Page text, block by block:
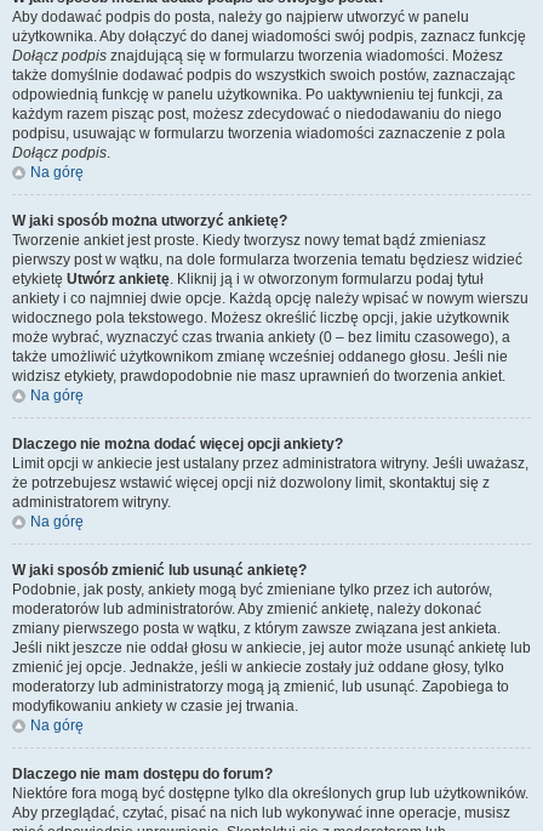
Aby dodawać podpis do posta, należy go najpierw utworzyć w panelu
użytkownika. Aby dołączyć do danej wiadomości swój podpis, zaznacz funkcję
Dołącz podpis znajdującą się w formularzu tworzenia wiadomości. Możesz
także domyślnie dodawać podpis do wszystkich swoich postów, zaznaczając
odpowiednią funkcję w panelu użytkownika. Po uaktywnieniu tej funkcji, za
każdym razem pisząc post, możesz zdecydować o niedodawaniu do niego
podpisu, usuwając w formularzu tworzenia wiadomości zaznaczenie z pola
Dołącz podpis.
Na górę
W jaki sposób można utworzyć ankietę?
Tworzenie ankiet jest proste. Kiedy tworzysz nowy temat bądź zmieniasz
pierwszy post w wątku, na dole formularza tworzenia tematu będziesz widzieć
etykietę Utwórz ankietę. Kliknij ją i w otworzonym formularzu podaj tytuł
ankiety i co najmniej dwie opcje. Każdą opcję należy wpisać w nowym wierszu
widocznego pola tekstowego. Możesz określić liczbę opcji, jakie użytkownik
może wybrać, wyznaczyć czas trwania ankiety (0 – bez limitu czasowego), a
także umożliwić użytkownikom zmianę wcześniej oddanego głosu. Jeśli nie
widzisz etykiety, prawdopodobnie nie masz uprawnień do tworzenia ankiet.
Na górę
Dlaczego nie można dodać więcej opcji ankiety?
Limit opcji w ankiecie jest ustalany przez administratora witryny. Jeśli uważasz,
że potrzebujesz wstawić więcej opcji niż dozwolony limit, skontaktuj się z
administratorem witryny.
Na górę
W jaki sposób zmienić lub usunąć ankietę?
Podobnie, jak posty, ankiety mogą być zmieniane tylko przez ich autorów,
moderatorów lub administratorów. Aby zmienić ankietę, należy dokonać
zmiany pierwszego posta w wątku, z którym zawsze związana jest ankieta.
Jeśli nikt jeszcze nie oddał głosu w ankiecie, jej autor może usunąć ankietę lub
zmienić jej opcje. Jednakże, jeśli w ankiecie zostały już oddane głosy, tylko
moderatorzy lub administratorzy mogą ją zmienić, lub usunąć. Zapobiega to
modyfikowaniu ankiety w czasie jej trwania.
Na górę
Dlaczego nie mam dostępu do forum?
Niektóre fora mogą być dostępne tylko dla określonych grup lub użytkowników.
Aby przeglądać, czytać, pisać na nich lub wykonywać inne operacje, musisz